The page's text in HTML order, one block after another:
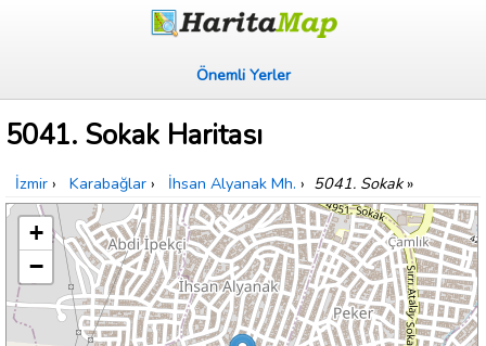
Önemli Yerler
5041. Sokak Haritası
İzmir › Karabağlar › İhsan Alyanak Mh. › 5041. Sokak»
+
−